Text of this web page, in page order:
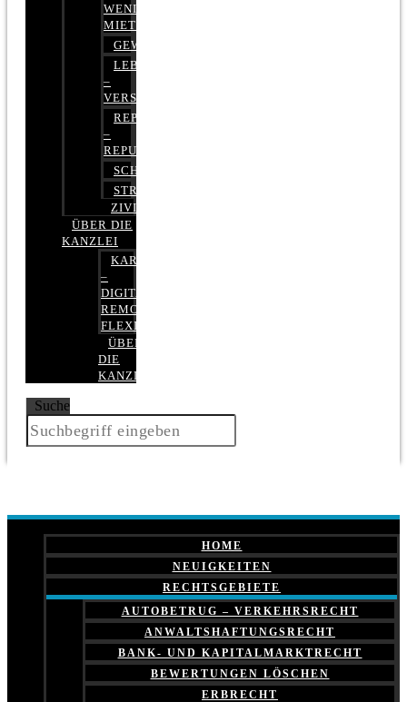
WENIGER
MIETE
GEWERBERECHT
LEBENSVERSICHERUNG
–
VERSICHERUNGSRECHT
REPUTATIONSRECHT
–
REPUTATIONSMANAGEMENT
SCHUFARECHT
STRAFRECHT
ZIVILRECHT
ÜBER DIE
KANZLEI
KARRIERE
–
DIGITAL,
REMOTE,
FLEXIBEL
ÜBER
DIE
KANZLEI
Suche
HOME
NEUIGKEITEN
RECHTSGEBIETE
AUTOBETRUG – VERKEHRSRECHT
ANWALTSHAFTUNGSRECHT
BANK- UND KAPITALMARKTRECHT
BEWERTUNGEN LÖSCHEN
ERBRECHT